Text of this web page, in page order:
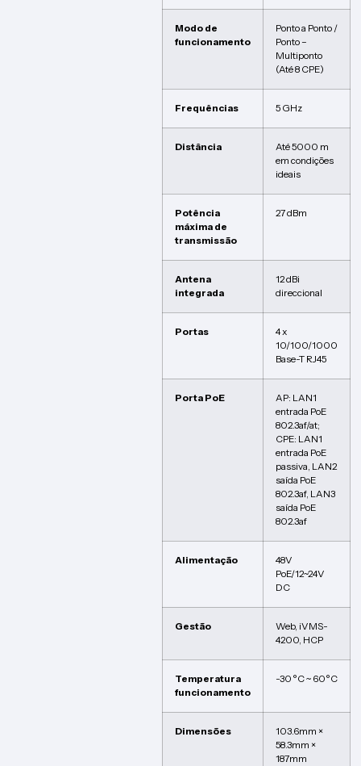
Modo de
funcionamento
Ponto a Ponto /
Ponto –
Multiponto
(Até 8 CPE)
Frequências 5 GHz
Distância
Até 5000 m
em condições
ideais
Potência
máxima de
transmissão
27 dBm
Antena
integrada
12 dBi
direccional
Portas
4 x
10/100/1000
Base-T RJ45
Porta PoE
AP: LAN1
entrada PoE
802.3af/at;
CPE: LAN1
entrada PoE
passiva, LAN2
saída PoE
802.3af, LAN3
saída PoE
802.3af
Alimentação
48V
PoE/12~24V
DC
Gestão
Web, iVMS-
4200, HCP
Temperatura
funcionamento
-30 °C ~ 60°C
Dimensões
103.6mm ×
58.3mm ×
187mm